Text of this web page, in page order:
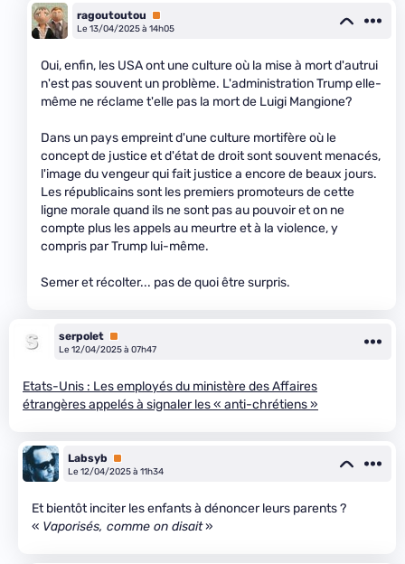
ragoutoutou
Premium
Le 13/04/2025 à 14h05
Oui, enfin, les USA ont une culture où la mise à mort d'autrui
n'est pas souvent un problème. L'administration Trump elle-
même ne réclame t'elle pas la mort de Luigi Mangione?
Dans un pays empreint d'une culture mortifère où le
concept de justice et d'état de droit sont souvent menacés,
l'image du vengeur qui fait justice a encore de beaux jours.
Les républicains sont les premiers promoteurs de cette
ligne morale quand ils ne sont pas au pouvoir et on ne
compte plus les appels au meurtre et à la violence, y
compris par Trump lui-même.
Semer et récolter... pas de quoi être surpris.
serpolet Premium
Le 12/04/2025 à 07h47
Etats-Unis : Les employés du ministère des Affaires
étrangères appelés à signaler les « anti-chrétiens »
Labsyb
Premium
Le 12/04/2025 à 11h34
Et bientôt inciter les enfants à dénoncer leurs parents ?
« Vaporisés, comme on disait»